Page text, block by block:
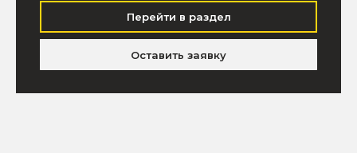
Перейти в раздел
Оставить заявку